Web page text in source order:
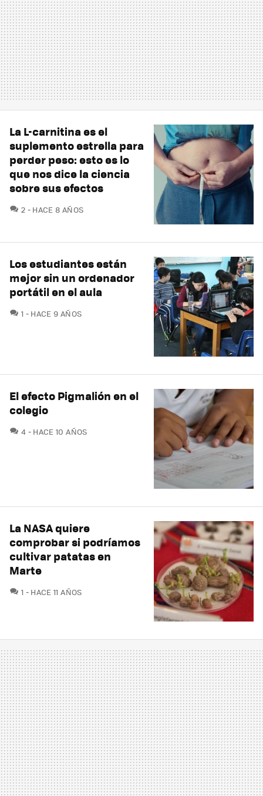
La L-carnitina es el
suplemento estrella para
perder peso: esto es lo
que nos dice la ciencia
sobre sus efectos
2 COMENTARIOS
HACE 8 AÑOS
Los estudiantes están
mejor sin un ordenador
portátil en el aula
1 COMENTARIOS
HACE 9 AÑOS
El efecto Pigmalión en el
colegio
4 COMENTARIOS
HACE 10 AÑOS
La NASA quiere
comprobar si podríamos
cultivar patatas en
Marte
1 COMENTARIOS
HACE 11 AÑOS